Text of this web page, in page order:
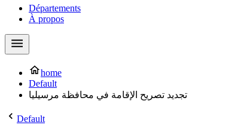
Départements
À propos
home
Default
تجديد تصريح الإقامة في محافظة مرسيليا
Default